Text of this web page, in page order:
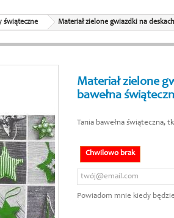
świąteczne Materiał zielone gwiazdki na
Materiał zielone
bawełna
Tania bawełna świąteczna,
Chwilowo brak
Powiadom mnie kiedy